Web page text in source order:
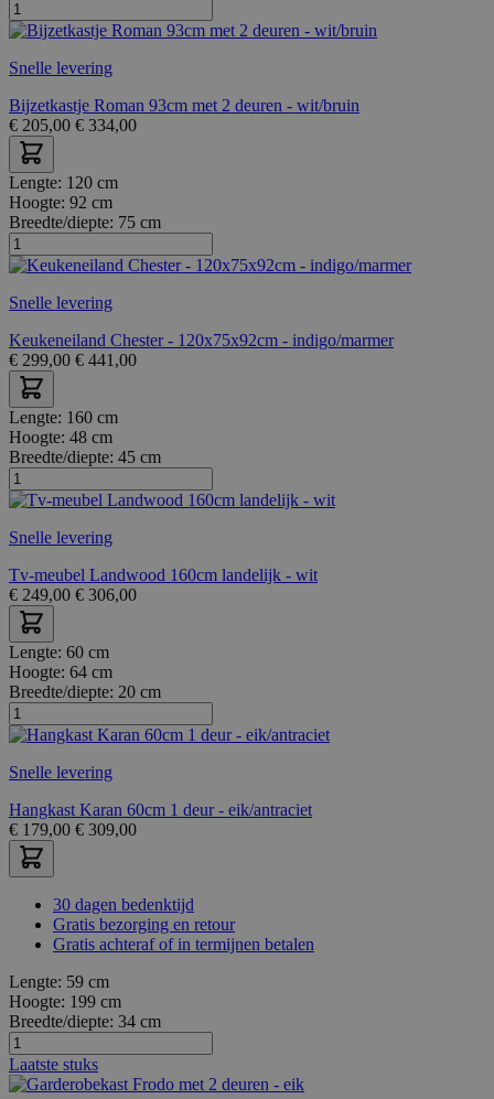
Snelle levering
Bijzetkastje Roman 93cm met 2 deuren - wit/bruin
€ 205,00 € 334,00
Lengte: 120 cm
Hoogte: 92 cm
Breedte/diepte: 75 cm
Snelle levering
Keukeneiland Chester - 120x75x92cm - indigo/marmer
€ 299,00 € 441,00
Lengte: 160 cm
Hoogte: 48 cm
Breedte/diepte: 45 cm
Snelle levering
Tv-meubel Landwood 160cm landelijk - wit
€ 249,00 € 306,00
Lengte: 60 cm
Hoogte: 64 cm
Breedte/diepte: 20 cm
Snelle levering
Hangkast Karan 60cm 1 deur - eik/antraciet
€ 179,00 € 309,00
30 dagen bedenktijd
Gratis bezorging en retour
Gratis achteraf of in termijnen betalen
Lengte: 59 cm
Hoogte: 199 cm
Breedte/diepte: 34 cm
Laatste stuks